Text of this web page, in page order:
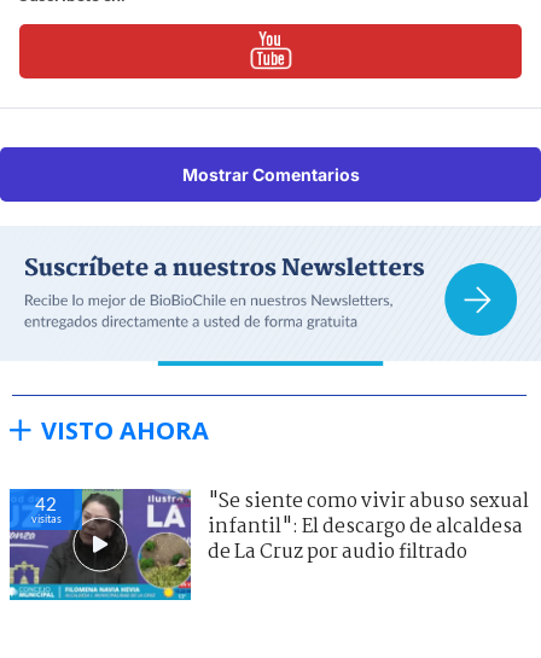
Mostrar Comentarios
VISTO AHORA
42
visitas
"Se siente como vivir abuso sexual
infantil": El descargo de alcaldesa
de La Cruz por audio filtrado